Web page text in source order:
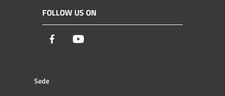
FOLLOW US ON
Facebook
Sede